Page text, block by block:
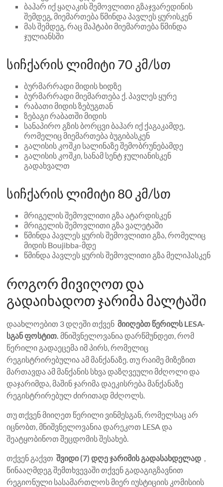
ბაჰარ იქ ყაღაკის შემოვლითი გზაჯვარედინის
შემდეგ, მიემართება წმინდა პავლეს ყურისკენ
მას შემდეგ, რაც მაჰტაბი მიემართება წმინდა
ჯულიანსში
სიჩქარის ლიმიტი 70 კმ/სთ
ბურმარრადი მიდის ხიდზე
ბურმარრადი მიემართება ქ. პავლეს ყურე
რაბათი მიდის ზებუგთან
ზებაგი რაბათში მიდის
სანაპირო გზის ბორცვი ბაჰარ იქ ქაგაკამდე,
რომელიც მიემართება ბუგიბასკენ
გალისის კოშკი სალინაზე შემობრუნებამდე
გალისის კოშკი, სანამ სენტ ჯულიანისკენ
გადახვალთ
სიჩქარის ლიმიტი 80 კმ/სთ
მრიგელის შემოვლითი გზა ატარდისკენ
მრიგელის შემოვლითი გზა ვალეტაში
წმინდა პავლეს ყურის შემოვლითი გზა, რომელიც
მიდის Boujibba-მდე
წმინდა პავლეს ყურის შემოვლითი გზა მელიჰასკენ
როგორ მივიღოთ და
გადაიხადოთ ჯარიმა მალტაში
დაახლოებით 3 დღეში თქვენმიიღებთ წერილს LESA-
სგან ფოსტით.მნიშვნელოვანია დარწმუნდეთ, რომ
წერილი გადაეცემა იმ პირს, რომელიც
რეგისტრირებულია ამ მანქანაზე. თუ რაიმე მიზეზით
მართავდა ამ მანქანის სხვა დაზღვეული მძღოლი და
დაჯარიმდა, მაშინ ჯარიმა დაეკისრება მანქანაზე
რეგისტრირებულ ძირითად მძღოლს.
თუ თქვენ მიიღეთ წერილი ვინმესგან, რომელსაც არ
იცნობთ, მნიშვნელოვანია დარეკოთ LESA და
შეატყობინოთ შეცდომის შესახებ.
თქვენ გაქვთშვიდი (7) დღე ჯარიმის გადასახდელად ,
წინააღმდეგ შემთხვევაში თქვენ გადაგიგზავნით
რეგიონული სასამართლოს მიერ იუსტიციის კომისიის